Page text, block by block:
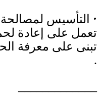
•
التأسيس
تعمل على إعادة
تبنى على معرفة
.